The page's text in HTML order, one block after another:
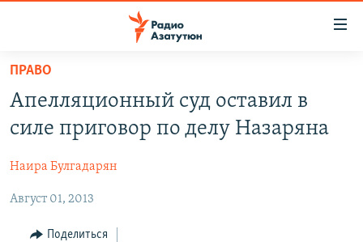
Перейти
основному
содержанию
навигации
Перейти
ПОЛИТИКА
ОБЩЕСТВО
ЭКОНОМИКА
РЕГИОН
ПРАВО
Апелляционный суд оставил в
силе приговор по делу Назаряна
Наира Булгадарян
Август 01, 2013
Поделиться